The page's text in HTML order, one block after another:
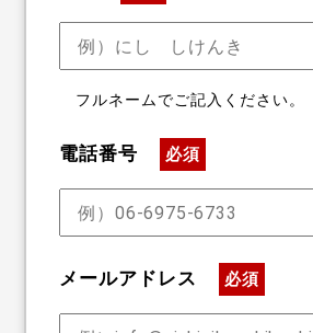
フルネームでご記入ください。
電話番号 必須
メールアドレス 必須